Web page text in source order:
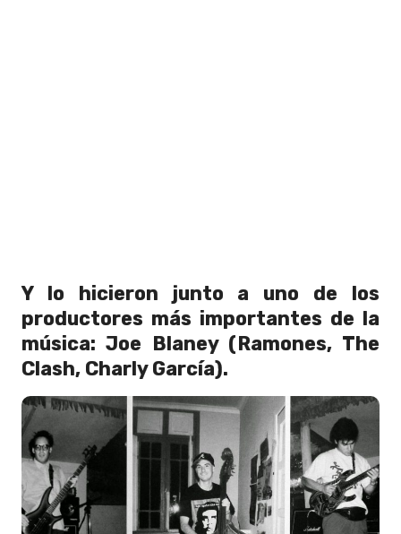
Y lo hicieron junto a uno de los
productores más importantes de la
música: Joe Blaney (Ramones, The
Clash, Charly García).